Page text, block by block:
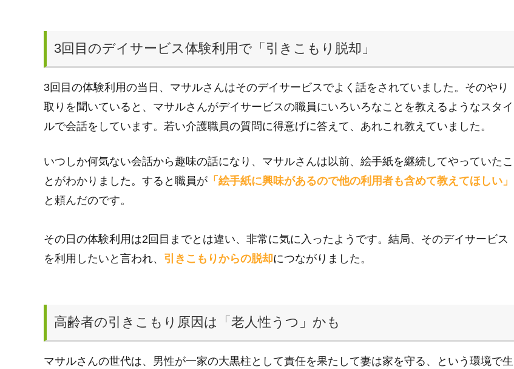
3回目のデイサービス体験利用で「引きこもり脱却」
3回目の体験利用の当日、マサルさんはそのデイサービスでよく話をされていました。そのやり
取りを聞いていると、マサルさんがデイサービスの職員にいろいろなことを教えるようなスタイ
ルで会話をしています。若い介護職員の質問に得意げに答えて、あれこれ教えていました。
いつしか何気ない会話から趣味の話になり、マサルさんは以前、絵手紙を継続してやっていたこ
とがわかりました。すると職員が 「絵手紙に興味があるので他の利用者も含めて教えてほしい」
と頼んだのです。
その日の体験利用は2回目までとは違い、非常に気に入ったようです。結局、そのデイサービス
を利用したいと言われ、 引きこもりからの脱却につながりました。
高齢者の引きこもり原因は「老人性うつ」かも
マサルさんの世代は、男性が一家の大黒柱として責任を果たして妻は家を守る、という環境で生